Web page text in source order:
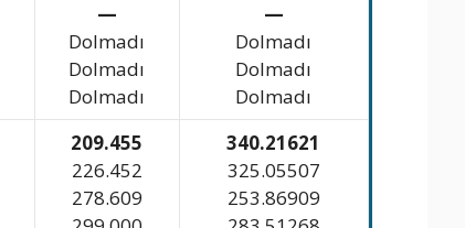
—
Dolmadı
Dolmadı
Dolmadı
—
Dolmadı
Dolmadı
Dolmadı
209.455
226.452
278.609
340.21621
325.05507
253.86909